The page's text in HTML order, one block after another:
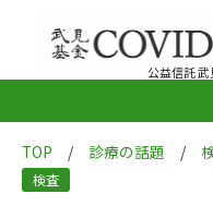
公益信託
TOP / 診療の話題 /
検査